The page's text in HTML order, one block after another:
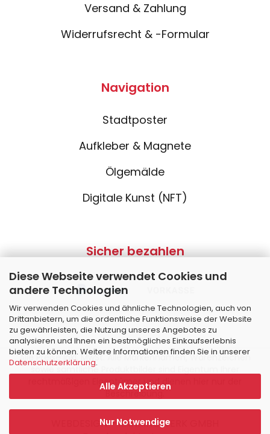
Diese Webseite verwendet Cookies und
andere Technologien
Wir verwenden Cookies und ähnliche Technologien, auch von
Drittanbietern, um die ordentliche Funktionsweise der Website
zu gewährleisten, die Nutzung unseres Angebotes zu
analysieren und Ihnen ein bestmögliches Einkaufserlebnis
bieten zu können. Weitere Informationen finden Sie in unserer
Datenschutzerklärung.
Alle Akzeptieren
Nur Notwendige
Versand & Zahlung
Widerrufsrecht & -Formular
Navigation
Stadtposter
Aufkleber & Magnete
Ölgemälde
Digitale Kunst (NFT)
Sicher bezahlen
WEBDESIGN – RANKINGWERK GMBH
Alle Preise inkl. MwSt. Alle Markennamen, Warenzeichen
sowie sämtliche Produktbilder sind Eigentum Ihrer
rechtmäßigen Eigentümer und dienen hier nur der
Beschreibung.